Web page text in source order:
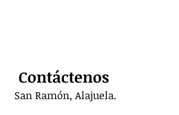
Contáctenos
San Ramón, Alajuela.